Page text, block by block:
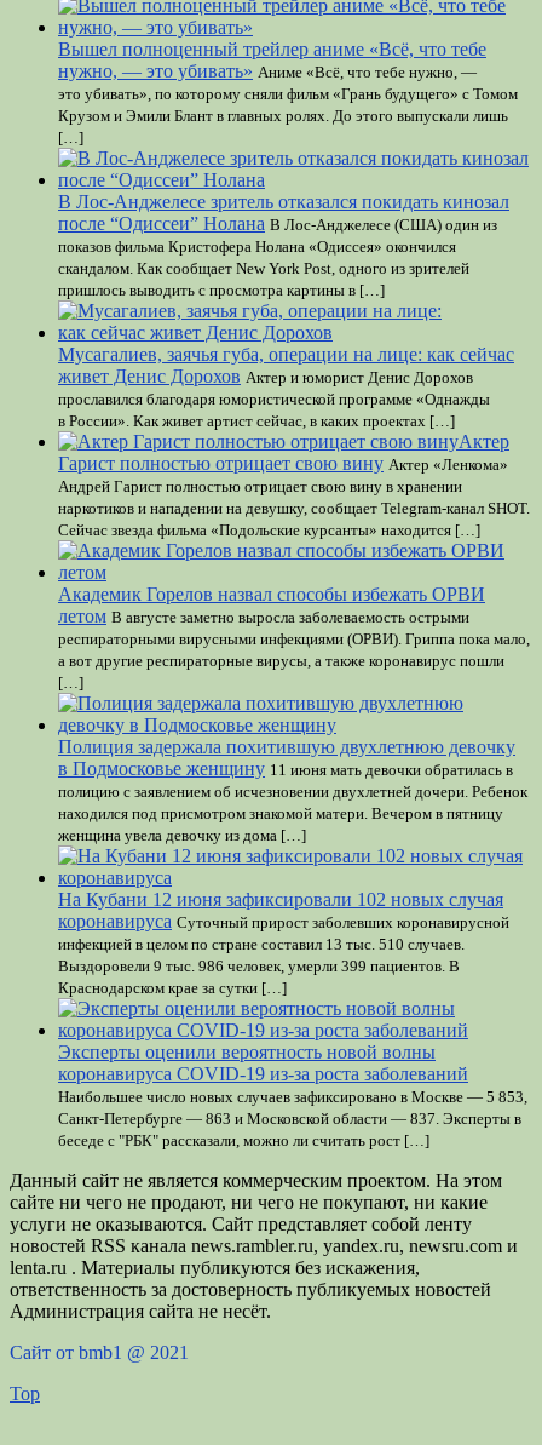
Вышел полноценный трейлер аниме «Всё, что тебе
нужно, — это убивать» Аниме «Всё, что тебе нужно, —
это убивать», по которому сняли фильм «Грань будущего» с Томом
Крузом и Эмили Блант в главных ролях. До этого выпускали лишь
[…]
В Лос-Анджелесе зритель отказался покидать кинозал
после “Одиссеи” Нолана В Лос-Анджелесе (США) один из
показов фильма Кристофера Нолана «Одиссея» окончился
скандалом. Как сообщает New York Post, одного из зрителей
пришлось выводить с просмотра картины в […]
Мусагалиев, заячья губа, операции на лице: как сейчас
живет Денис Дорохов Актер и юморист Денис Дорохов
прославился благодаря юмористической программе «Однажды
в России». Как живет артист сейчас, в каких проектах […]
Актер
Гарист полностью отрицает свою вину Актер «Ленкома»
Андрей Гарист полностью отрицает свою вину в хранении
наркотиков и нападении на девушку, сообщает Telegram-канал SHOT.
Сейчас звезда фильма «Подольские курсанты» находится […]
Академик Горелов назвал способы избежать ОРВИ
летом В августе заметно выросла заболеваемость острыми
респираторными вирусными инфекциями (ОРВИ). Гриппа пока мало,
а вот другие респираторные вирусы, а также коронавирус пошли
[…]
Полиция задержала похитившую двухлетнюю девочку
в Подмосковье женщину 11 июня мать девочки обратилась в
полицию с заявлением об исчезновении двухлетней дочери. Ребенок
находился под присмотром знакомой матери. Вечером в пятницу
женщина увела девочку из дома […]
На Кубани 12 июня зафиксировали 102 новых случая
коронавируса Суточный прирост заболевших коронавирусной
инфекцией в целом по стране составил 13 тыс. 510 случаев.
Выздоровели 9 тыс. 986 человек, умерли 399 пациентов. В
Краснодарском крае за сутки […]
Эксперты оценили вероятность новой волны
коронавируса COVID-19 из-за роста заболеваний
Наибольшее число новых случаев зафиксировано в Москве — 5 853,
Санкт-Петербурге — 863 и Московской области — 837. Эксперты в
беседе с "РБК" рассказали, можно ли считать рост […]
Данный сайт не является коммерческим проектом. На этом
сайте ни чего не продают, ни чего не покупают, ни какие
услуги не оказываются. Сайт представляет собой ленту
новостей RSS канала news.rambler.ru, yandex.ru, newsru.com и
lenta.ru . Материалы публикуются без искажения,
ответственность за достоверность публикуемых новостей
Администрация сайта не несёт.
Сайт от bmb1 @ 2021
Top